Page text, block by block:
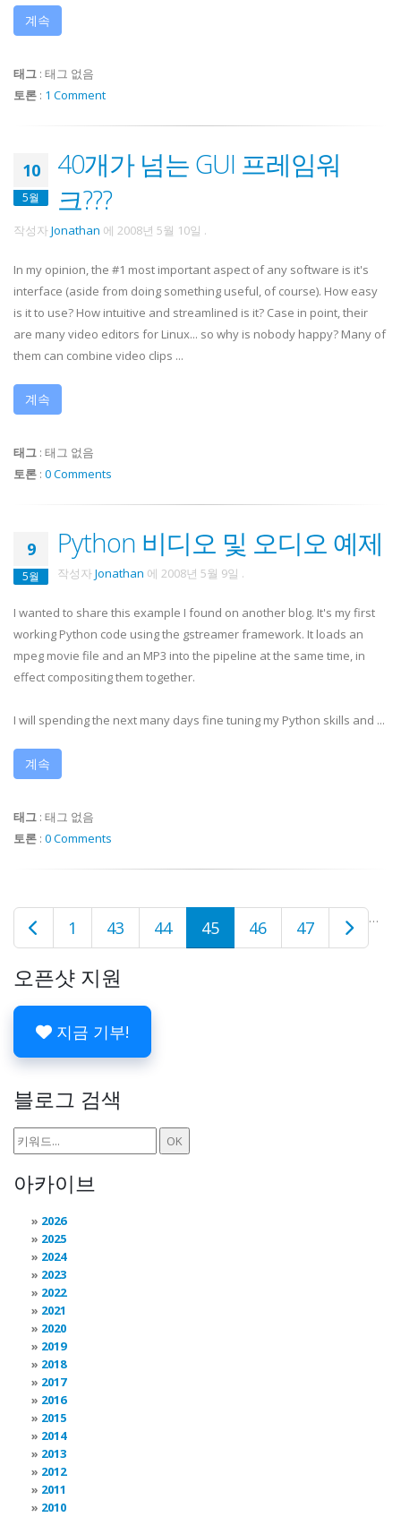
계속
태그 : 태그 없음
토론 : 1 Comment
10
5월
40개가 넘는 GUI 프레임워
크???
작성자Jonathan 에 2008년 5월 10일 .
In my opinion, the #1 most important aspect of any software is it's
interface (aside from doing something useful, of course). How easy
is it to use? How intuitive and streamlined is it? Case in point, their
are many video editors for Linux... so why is nobody happy? Many of
them can combine video clips ...
계속
태그 : 태그 없음
토론 : 0 Comments
9
5월
Python 비디오 및 오디오 예제
작성자Jonathan 에 2008년 5월 9일 .
I wanted to share this example I found on another blog. It's my first
working Python code using the gstreamer framework. It loads an
mpeg movie file and an MP3 into the pipeline at the same time, in
effect compositing them together.
I will spending the next many days fine tuning my Python skills and ...
계속
태그 : 태그 없음
토론 : 0 Comments
1 …
43 44 45 46 47
오픈샷 지원
지금 기부!
블로그 검색
아카이브
2026
2025
2024
2023
2022
2021
2020
2019
2018
2017
2016
2015
2014
2013
2012
2011
2010